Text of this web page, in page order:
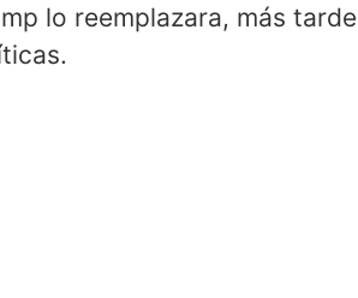
lo reemplazara, más tarde